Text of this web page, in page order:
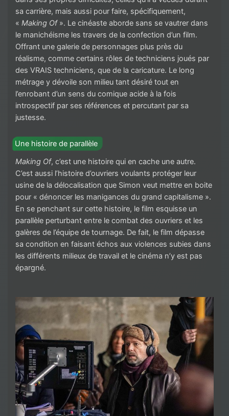
sa carrière, mais aussi pour faire, spécifiquement,
« Making Of». Le cinéaste aborde sans se vautrer dans
le manichéisme les travers de la confection d’un film.
Offrant une galerie de personnages plus près du
réalisme, comme certains rôles de techniciens joués par
des VRAIS techniciens, que de la caricature. Le long
métrage y dévoile son milieu tant désiré tout en
l’enrobant d’un sens du comique acide à la fois
introspectif par ses références et percutant par sa
justesse.
Une histoire de parallèle
Making Of, c’est une histoire qui en cache une autre.
C’est aussi l’histoire d’ouvriers voulants protéger leur
usine de la délocalisation que Simon veut mettre en boite
pour « dénoncer les manigances du grand capitalisme ».
En se penchant sur cette histoire, le film esquisse un
parallèle perturbant entre le combat des ouvriers et les
galères de l’équipe de tournage. De fait, le film dépasse
sa condition en faisant échos aux violences subies dans
les différents milieux de travail et le cinéma n’y est pas
épargné.